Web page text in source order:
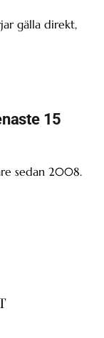
gälla direkt,
15
sedan 2008.